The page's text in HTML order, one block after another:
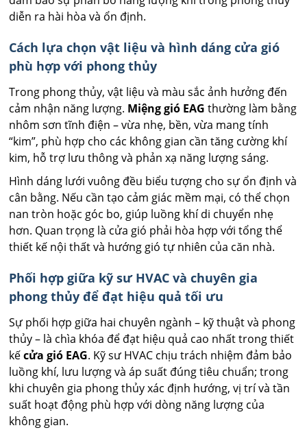
diễn ra hài hòa và ổn định.
Cách lựa chọn vật liệu và hình dáng cửa gió
phù hợp với phong thủy
Trong phong thủy, vật liệu và màu sắc ảnh hưởng đến
cảm nhận năng lượng. Miệng gió EAG thường làm bằng
nhôm sơn tĩnh điện – vừa nhẹ, bền, vừa mang tính
“kim”, phù hợp cho các không gian cần tăng cường khí
kim, hỗ trợ lưu thông và phản xạ năng lượng sáng.
Hình dáng lưới vuông đều biểu tượng cho sự ổn định và
cân bằng. Nếu cần tạo cảm giác mềm mại, có thể chọn
nan tròn hoặc góc bo, giúp luồng khí di chuyển nhẹ
hơn. Quan trọng là cửa gió phải hòa hợp với tổng thể
thiết kế nội thất và hướng gió tự nhiên của căn nhà.
Phối hợp giữa kỹ sư HVAC và chuyên gia
phong thủy để đạt hiệu quả tối ưu
Sự phối hợp giữa hai chuyên ngành – kỹ thuật và phong
thủy – là chìa khóa để đạt hiệu quả cao nhất trong thiết
kếcửa gió EAG. Kỹ sư HVAC chịu trách nhiệm đảm bảo
luồng khí, lưu lượng và áp suất đúng tiêu chuẩn; trong
khi chuyên gia phong thủy xác định hướng, vị trí và tần
suất hoạt động phù hợp với dòng năng lượng của
không gian.